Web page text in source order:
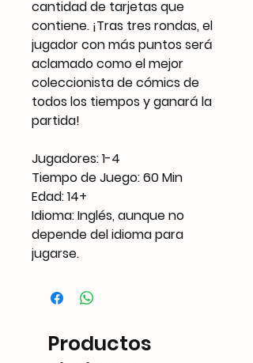
cantidad de tarjetas que
contiene. ¡Tras tres rondas, el
jugador con más puntos será
aclamado como el mejor
coleccionista de cómics de
todos los tiempos y ganará la
partida!
Jugadores: 1-4
Tiempo de Juego: 60 Min
Edad: 14+
Idioma: Inglés, aunque no
depende del idioma para
jugarse.
Productos